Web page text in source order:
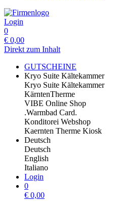
Login
0
€ 0,00
Direkt zum Inhalt
GUTSCHEINE
Kryo Suite Kältekammer
Kryo Suite Kältekammer
KärntenTherme
VIBE Online Shop
.Warmbad Card.
Konditorei Webshop
Kaernten Therme Kiosk
Deutsch
Deutsch
English
Italiano
Login
0
€ 0,00